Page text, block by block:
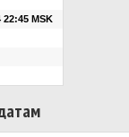
22:45 MSK